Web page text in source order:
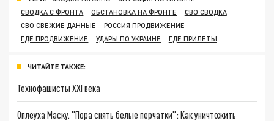
СВОДКА С ФРОНТА
ОБСТАНОВКА НА ФРОНТЕ
СВО СВОДКА
СВО СВЕЖИЕ ДАННЫЕ
РОССИЯ ПРОДВИЖЕНИЕ
ГДЕ ПРОДВИЖЕНИЕ
УДАРЫ ПО УКРАИНЕ ГДЕ ПРИЛЕТЫ
ЧИТАЙТЕ ТАКЖЕ:
Технофашисты XXI века
Оплеуха Маску. "Пора снять белые перчатки": Как уничтожить